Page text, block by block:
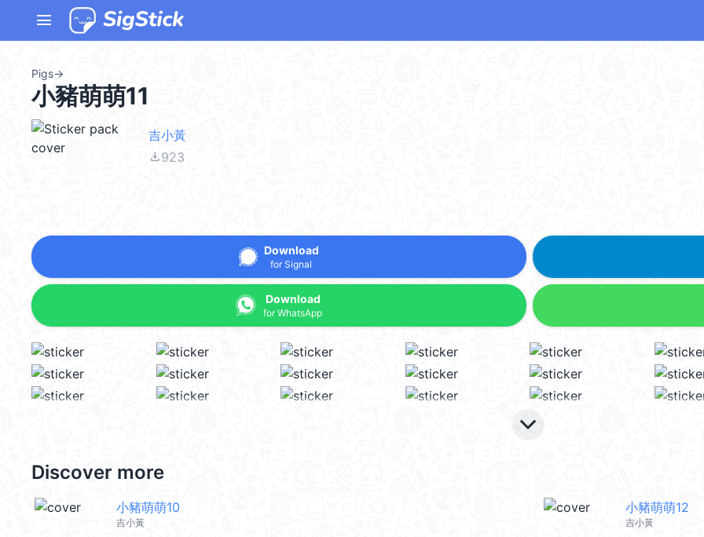
menu
Pigs→
小豬萌萌11
吉小黃
file_download923
Download
for Signal
Download
for WhatsApp
keyboard_arrow_down
Discover more
小豬萌萌10
吉小黃
小豬萌萌12
吉小黃